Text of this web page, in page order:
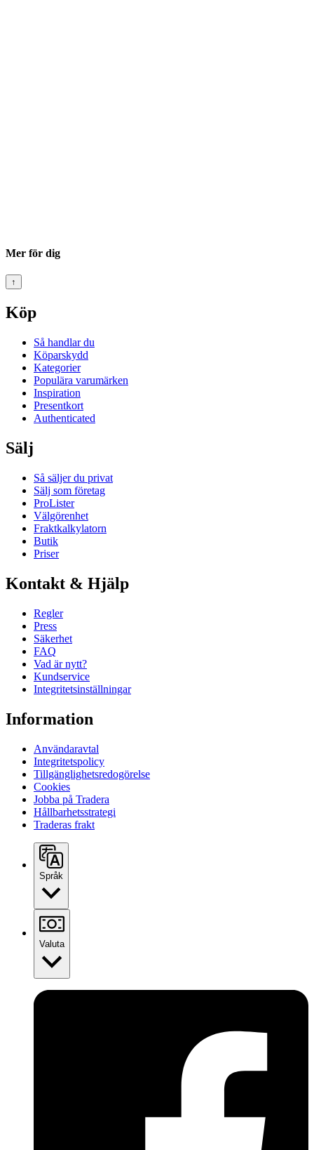
Mer för dig
↑
Köp
Så handlar du
Köparskydd
Kategorier
Populära varumärken
Inspiration
Presentkort
Authenticated
Sälj
Så säljer du privat
Sälj som företag
ProLister
Välgörenhet
Fraktkalkylatorn
Butik
Priser
Kontakt & Hjälp
Regler
Press
Säkerhet
FAQ
Vad är nytt?
Kundservice
Integritetsinställningar
Information
Användaravtal
Integritetspolicy
Tillgänglighetsredogörelse
Cookies
Jobba på Tradera
Hållbarhetsstrategi
Traderas frakt
Språk
Valuta